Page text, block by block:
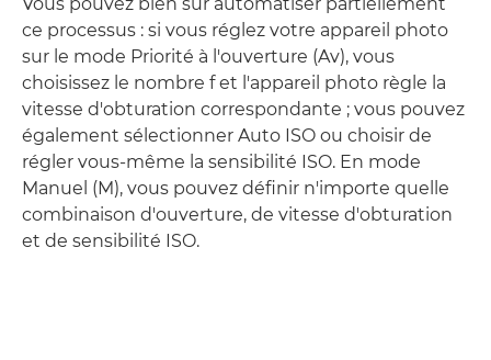
ce processus : si vous réglez votre appareil photo
sur le mode Priorité à l'ouverture (Av), vous
choisissez le nombre f et l'appareil photo règle la
vitesse d'obturation correspondante ; vous pouvez
également sélectionner Auto ISO ou choisir de
régler vous-même la sensibilité ISO. En mode
Manuel (M), vous pouvez définir n'importe quelle
combinaison d'ouverture, de vitesse d'obturation
et de sensibilité ISO.